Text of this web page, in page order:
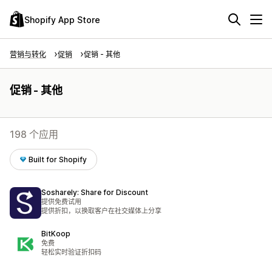
Shopify App Store
营销与转化 促销 促销 - 其他
促销 - 其他
198 个应用
Built for Shopify
Sosharely: Share for Discount
提供免费试用
提供折扣，以换取客户在社交媒体上分享
BitKoop
免费
轻松实时验证折扣码